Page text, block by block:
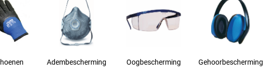
Adembescherming Oogbescherming Gehoorbescherming